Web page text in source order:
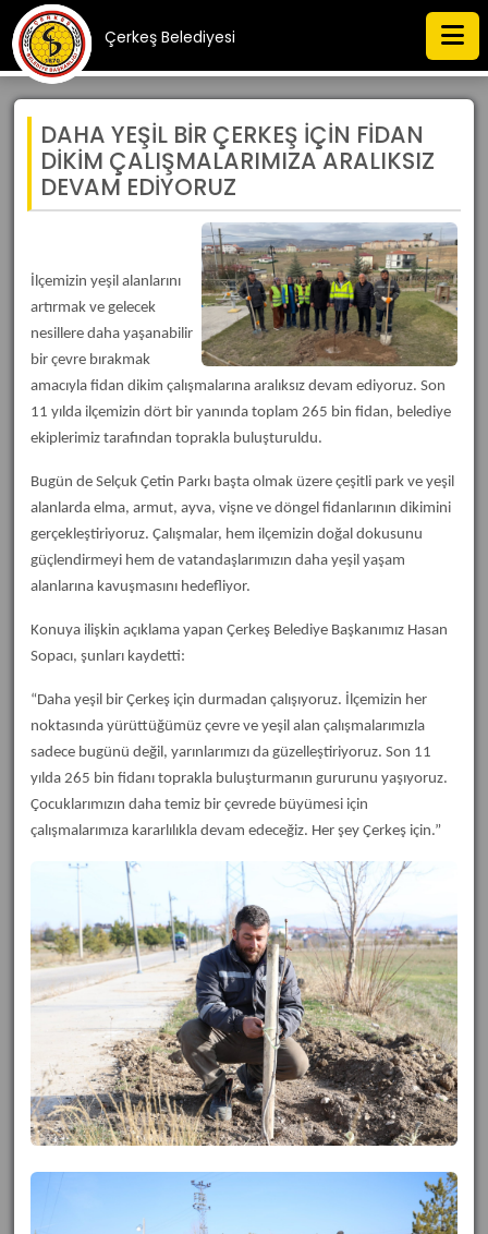
Çerkeş Belediyesi
DAHA YEŞİL BİR ÇERKEŞ İÇİN FİDAN
DİKİM ÇALIŞMALARIMIZA ARALIKSIZ
DEVAM EDİYORUZ
İlçemizin yeşil alanlarını
artırmak ve gelecek
nesillere daha yaşanabilir
bir çevre bırakmak
amacıyla fidan dikim çalışmalarına aralıksız devam ediyoruz. Son
11 yılda ilçemizin dört bir yanında toplam 265 bin fidan, belediye
ekiplerimiz tarafından toprakla buluşturuldu.
Bugün de Selçuk Çetin Parkı başta olmak üzere çeşitli park ve yeşil
alanlarda elma, armut, ayva, vişne ve döngel fidanlarının dikimini
gerçekleştiriyoruz. Çalışmalar, hem ilçemizin doğal dokusunu
güçlendirmeyi hem de vatandaşlarımızın daha yeşil yaşam
alanlarına kavuşmasını hedefliyor.
Konuya ilişkin açıklama yapan Çerkeş Belediye Başkanımız Hasan
Sopacı, şunları kaydetti:
“Daha yeşil bir Çerkeş için durmadan çalışıyoruz. İlçemizin her
noktasında yürüttüğümüz çevre ve yeşil alan çalışmalarımızla
sadece bugünü değil, yarınlarımızı da güzelleştiriyoruz. Son 11
yılda 265 bin fidanı toprakla buluşturmanın gururunu yaşıyoruz.
Çocuklarımızın daha temiz bir çevrede büyümesi için
çalışmalarımıza kararlılıkla devam edeceğiz. Her şey Çerkeş için.”